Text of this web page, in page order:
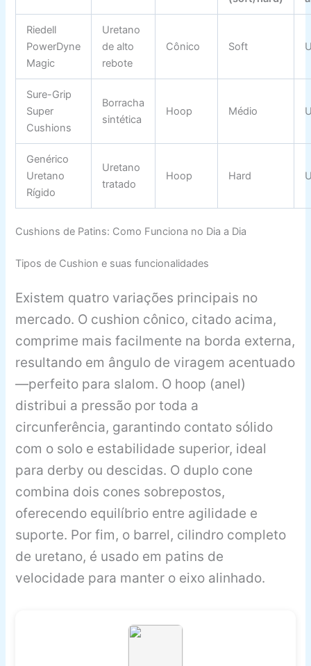
Riedell
PowerDyne
Magic
Uretano
de alto
rebote
Cônico Soft
Sure-Grip
Super
Cushions
Borracha
sintética
Hoop Médio
Genérico
Uretano
Rígido
Uretano
tratado
Hoop Hard
Cushions de Patins: Como Funciona no Dia a Dia
Tipos de Cushion e suas funcionalidades
Existem quatro variações principais no
mercado. O cushion cônico, citado acima,
comprime mais facilmente na borda externa,
resultando em ângulo de viragem acentuado
—perfeito para slalom. O hoop (anel)
distribui a pressão por toda a
circunferência, garantindo contato sólido
com o solo e estabilidade superior, ideal
para derby ou descidas. O duplo cone
combina dois cones sobrepostos,
oferecendo equilíbrio entre agilidade e
suporte. Por fim, o barrel, cilindro completo
de uretano, é usado em patins de
velocidade para manter o eixo alinhado.